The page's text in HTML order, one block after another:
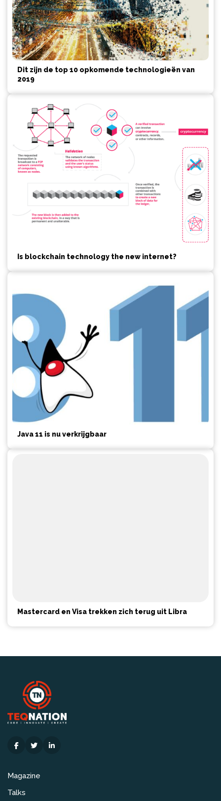
Dit zijn de top 10 opkomende technologieën van
2019
Is blockchain technology the new internet?
Java 11 is nu verkrijgbaar
Mastercard en Visa trekken zich terug uit Libra
Magazine
Talks